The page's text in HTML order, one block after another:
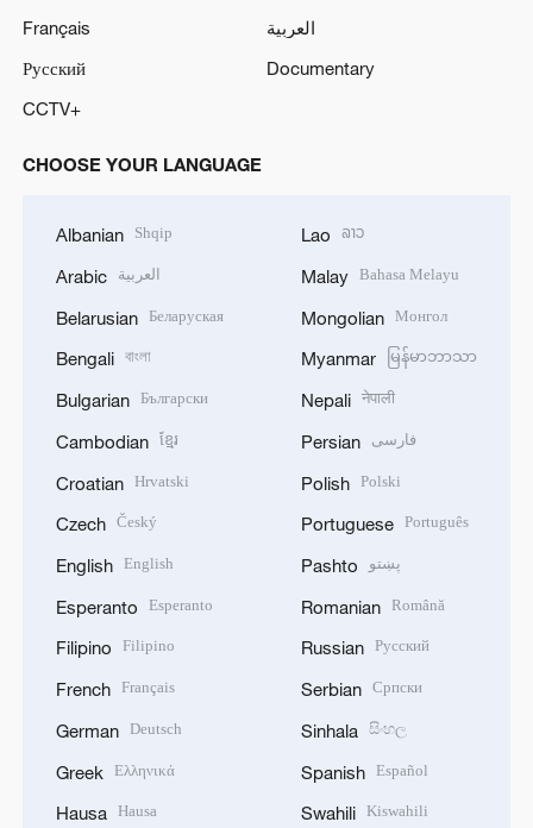
Français
العربية
Русский
Documentary
CCTV+
CHOOSE YOUR LANGUAGE
Albanian Shqip
Arabic العربية
Belarusian Беларуская
Bengali বাংলা
Bulgarian Български
Cambodian ខ្មែរ
Croatian Hrvatski
Czech Český
English English
Esperanto Esperanto
Filipino Filipino
French Français
German Deutsch
Greek Ελληνικά
Hausa Hausa
Lao ລາວ
Malay Bahasa Melayu
Mongolian Монгол
Myanmar မြန်မာဘာသာ
Nepali नेपाली
Persian فارسی
Polish Polski
Portuguese Português
Pashto پښتو
Romanian Română
Russian Русский
Serbian Српски
Sinhala සිංහල
Spanish Español
Swahili Kiswahili